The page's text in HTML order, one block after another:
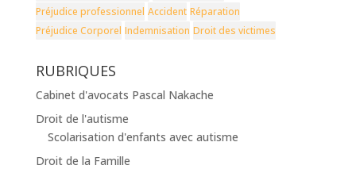
Préjudice professionnel Accident Réparation
Préjudice Corporel Indemnisation Droit des victimes
RUBRIQUES
Cabinet d'avocats Pascal Nakache
Droit de l'autisme
Scolarisation d'enfants avec autisme
Droit de la Famille